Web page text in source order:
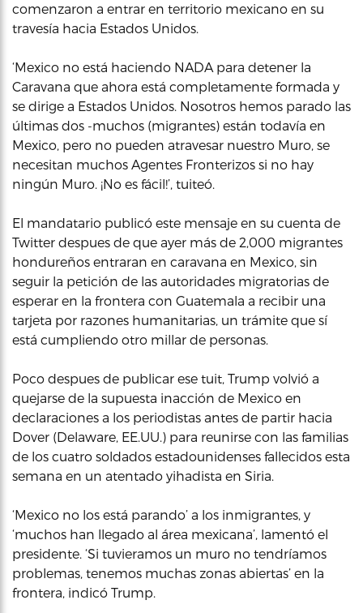
comenzaron a entrar en territorio mexicano en su
travesía hacia Estados Unidos.
‘Mexico no está haciendo NADA para detener la
Caravana que ahora está completamente formada y
se dirige a Estados Unidos. Nosotros hemos parado las
últimas dos -muchos (migrantes) están todavía en
Mexico, pero no pueden atravesar nuestro Muro, se
necesitan muchos Agentes Fronterizos si no hay
ningún Muro. ¡No es fácil!’, tuiteó.
El mandatario publicó este mensaje en su cuenta de
Twitter despues de que ayer más de 2,000 migrantes
hondureños entraran en caravana en Mexico, sin
seguir la petición de las autoridades migratorias de
esperar en la frontera con Guatemala a recibir una
tarjeta por razones humanitarias, un trámite que sí
está cumpliendo otro millar de personas.
Poco despues de publicar ese tuit, Trump volvió a
quejarse de la supuesta inacción de Mexico en
declaraciones a los periodistas antes de partir hacia
Dover (Delaware, EE.UU.) para reunirse con las familias
de los cuatro soldados estadounidenses fallecidos esta
semana en un atentado yihadista en Siria.
‘Mexico no los está parando’ a los inmigrantes, y
‘muchos han llegado al área mexicana’, lamentó el
presidente. ‘Si tuvieramos un muro no tendríamos
problemas, tenemos muchas zonas abiertas’ en la
frontera, indicó Trump.